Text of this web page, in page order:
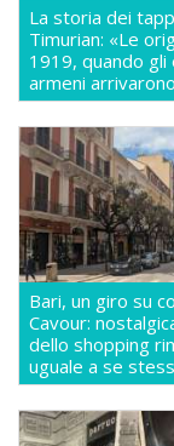
La storia dei
Timurian: «Le
1919, quando gli
armeni
Bari, un giro su
Cavour:
dello shopping
uguale a se